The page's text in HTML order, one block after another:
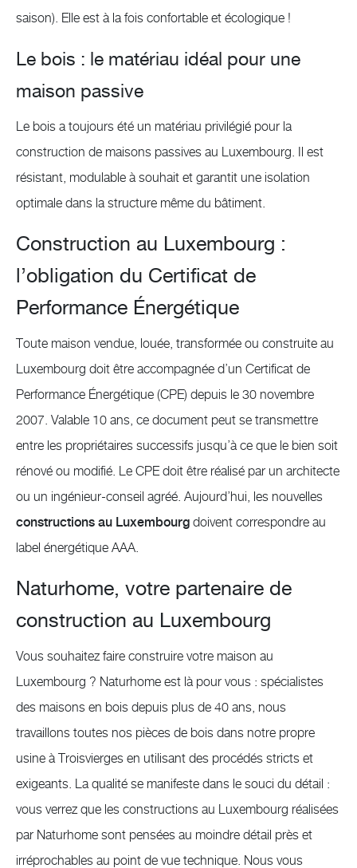
saison). Elle est à la fois confortable et écologique !
Le bois : le matériau idéal pour une
maison passive
Le bois a toujours été un matériau privilégié pour la
construction de maisons passives au Luxembourg. Il est
résistant, modulable à souhait et garantit une isolation
optimale dans la structure même du bâtiment.
Construction au Luxembourg :
l’obligation du Certificat de
Performance Énergétique
Toute maison vendue, louée, transformée ou construite au
Luxembourg doit être accompagnée d’un Certificat de
Performance Énergétique (CPE) depuis le 30 novembre
2007. Valable 10 ans, ce document peut se transmettre
entre les propriétaires successifs jusqu’à ce que le bien soit
rénové ou modifié. Le CPE doit être réalisé par un architecte
ou un ingénieur-conseil agréé. Aujourd’hui, les nouvelles
constructions au Luxembourg doivent correspondre au
label énergétique AAA.
Naturhome, votre partenaire de
construction au Luxembourg
Vous souhaitez faire construire votre maison au
Luxembourg ? Naturhome est là pour vous : spécialistes
des maisons en bois depuis plus de 40 ans, nous
travaillons toutes nos pièces de bois dans notre propre
usine à Troisvierges en utilisant des procédés stricts et
exigeants. La qualité se manifeste dans le souci du détail :
vous verrez que les constructions au Luxembourg réalisées
par Naturhome sont pensées au moindre détail près et
irréprochables au point de vue technique. Nous vous